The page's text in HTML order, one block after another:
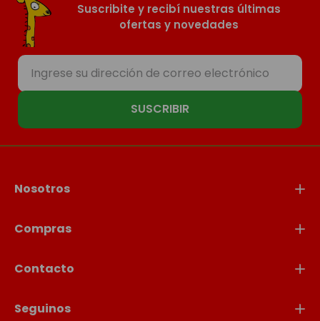
Suscribite y recibí nuestras últimas
ofertas y novedades
SUSCRIBIR
Nosotros
Compras
Contacto
Seguinos